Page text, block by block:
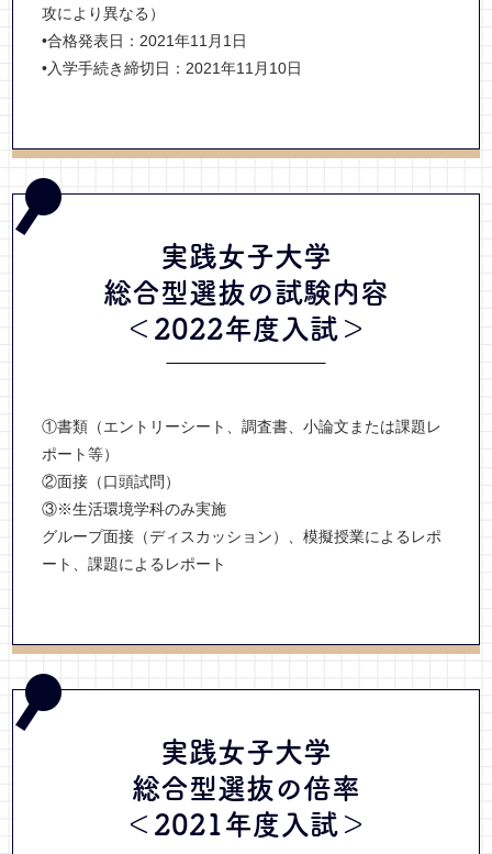
攻により異なる）
•合格発表日：2021年11月1日
•入学手続き締切日：2021年11月10日
実践女子大学
総合型選抜の試験内容
＜2022年度入試＞
①書類（エントリーシート、調査書、小論文または課題レ
ポート等）
②面接（口頭試問）
③※生活環境学科のみ実施
グループ面接（ディスカッション）、模擬授業によるレポ
ート、課題によるレポート
実践女子大学
総合型選抜の倍率
＜2021年度入試＞